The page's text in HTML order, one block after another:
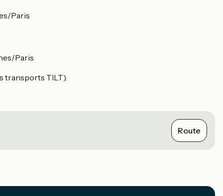
Paris
Paris
transports TILT).
Route